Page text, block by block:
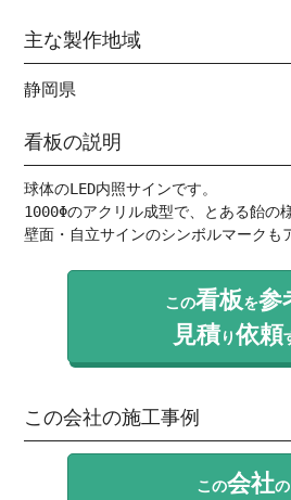
主な製作地域
静岡県
看板の説明
球体のLED内照サインです。
1000Φのアクリル成型で、とある飴の
壁面・自立サインのシンボルマークも
この看板を参
見積り依頼
この会社の施工事例
この会社の